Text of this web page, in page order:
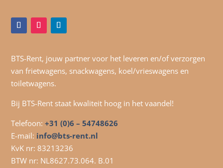
BTS-Rent, jouw partner voor het leveren en/of verzorgen
van frietwagens, snackwagens, koel/vrieswagens en
toiletwagens.
Bij BTS-Rent staat kwaliteit hoog in het vaandel!
Telefoon:+31 (0)6 – 54748626
E-mail: info@bts-rent.nl
KvK nr: 83213236
BTW nr: NL8627.73.064. B.01